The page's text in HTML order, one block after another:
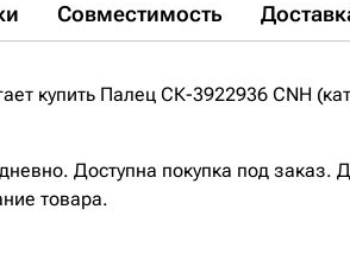
Совместимость
купить Палец СК-3922936 CNH
Доступна покупка под заказ.
товара.